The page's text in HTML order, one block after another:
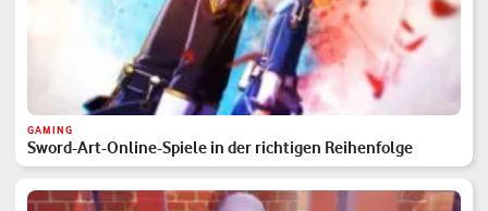
GAMING
Sword-Art-Online-Spiele in der richtigen Reihenfolge